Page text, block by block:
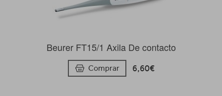
Beurer FT15/1 Axila De contacto
Comprar 6,60€